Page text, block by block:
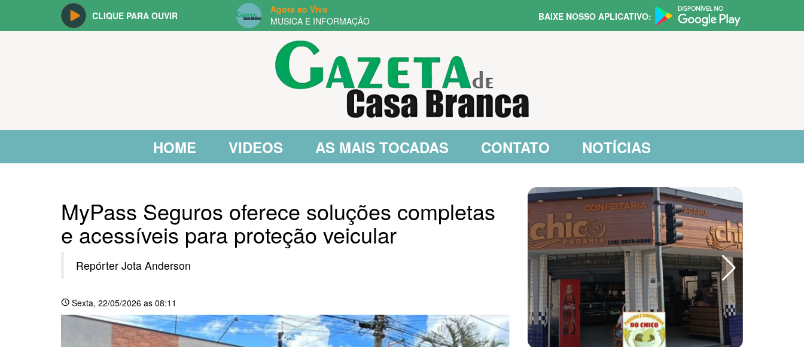
CLIQUE PARA OUVIR
Agora ao Vivo
MUSICA E INFORMAÇÃO
BAIXE NOSSO APLICATIVO:
HOME VIDEOS AS MAIS TOCADAS CONTATO NOTÍCIAS
MyPass Seguros oferece soluções completas
e acessíveis para proteção veicular
Repórter Jota Anderson
schedule Sexta, 22/05/2026 as 08:11